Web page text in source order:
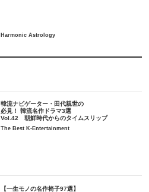
韓流ナビゲーター・田代親世の
必見！ 韓流名作ドラマ3選
Vol.42 朝鮮時代からのタイムスリップ
The Best K-Entertainment
【一生モノの名作椅子97選】